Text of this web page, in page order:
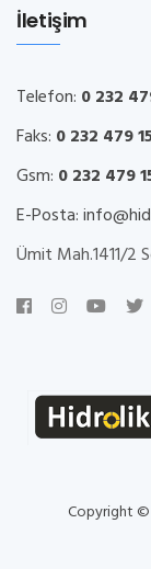
İletişim
Telefon: 0 232
Faks: 0 232 479
Gsm: 0 232 479
E-Posta:
Ümit Mah.1411/2
Copyright ©